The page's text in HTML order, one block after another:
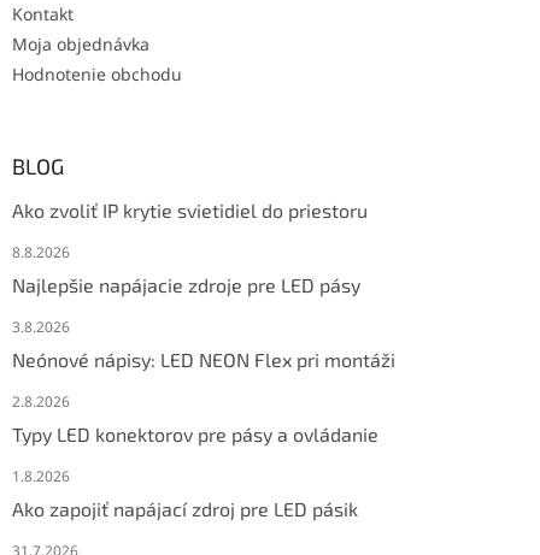
Kontakt
Moja objednávka
Hodnotenie obchodu
BLOG
Ako zvoliť IP krytie svietidiel do priestoru
8.8.2026
Najlepšie napájacie zdroje pre LED pásy
3.8.2026
Neónové nápisy: LED NEON Flex pri montáži
2.8.2026
Typy LED konektorov pre pásy a ovládanie
1.8.2026
Ako zapojiť napájací zdroj pre LED pásik
31.7.2026